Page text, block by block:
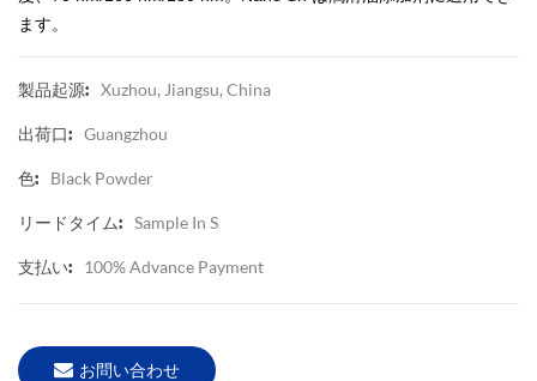
ます。
製品起源: Xuzhou, Jiangsu, China
出荷口: Guangzhou
色: Black Powder
リードタイム: Sample In S
支払い: 100% Advance Payment
お問い合わせ